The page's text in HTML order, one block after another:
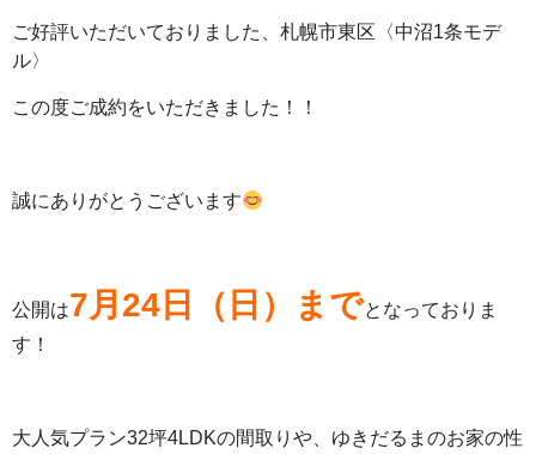
ご好評いただいておりました、札幌市東区〈中沼1条モデ
ル〉
この度ご成約をいただきました！！
誠にありがとうございます
公開は7月24日（日）までとなっておりま
す！
大人気プラン32坪4LDKの間取りや、ゆきだるまのお家の性